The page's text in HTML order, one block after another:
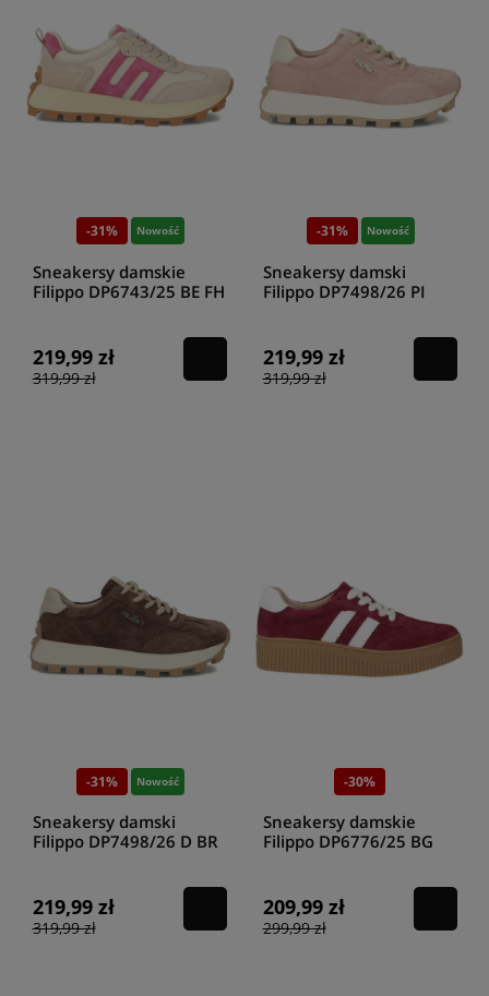
-31% Nowość
Sneakersy damskie
Filippo DP6743/25 BE FH
219,99 zł
319,99 zł
-31% Nowość
Sneakersy damski
Filippo DP7498/26 PI
219,99 zł
319,99 zł
-31% Nowość
Sneakersy damski
Filippo DP7498/26 D BR
219,99 zł
319,99 zł
-30%
Sneakersy damskie
Filippo DP6776/25 BG
209,99 zł
299,99 zł